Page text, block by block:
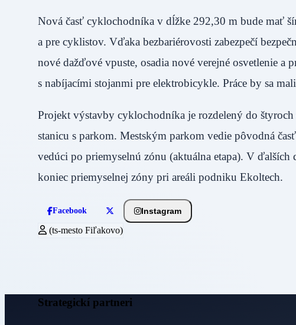
Nová časť cyklochodníka v dĺžke 292,30 m bude mať
a pre cyklistov. Vďaka bezbariérovosti zabezpečí
nové dažďové vpuste, osadia nové verejné osvetlenie
s nabíjacími stojanmi pre elektrobicykle. Práce by sa
Projekt výstavby cyklochodníka je rozdelený do
stanicu s parkom. Mestským parkom vedie pôvodná
vedúci po priemyselnú zónu (aktuálna etapa). V
koniec priemyselnej zóny pri areáli podniku Ekoltech.
Facebook Instagram
(ts-mesto Fiľakovo)
Strategickí partneri